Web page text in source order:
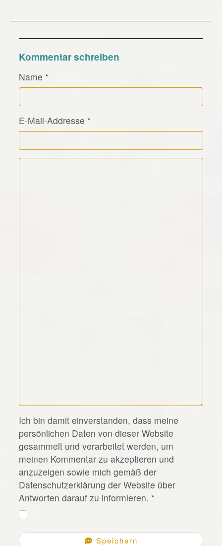
Kommentar schreiben
Name *
E-Mail-Addresse *
Kommentar Text
*
Ich bin damit einverstanden, dass meine
persönlichen Daten von dieser Website
gesammelt und verarbeitet werden, um
meinen Kommentar zu akzeptieren und
anzuzeigen sowie mich gemäß der
Datenschutzerklärung der Website über
Antworten darauf zu informieren. *
Speichern